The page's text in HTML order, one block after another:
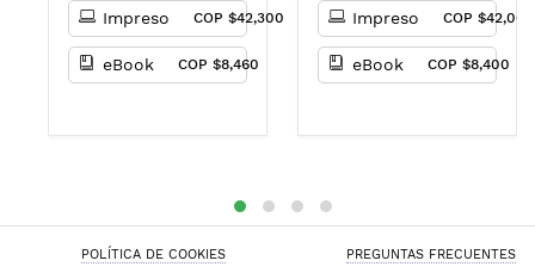
Impreso COP $42,300
eBook COP $8,460
Socorro Guzmán
Serna : Gloria Helena
Pava Díaz : Fernando
Augusto Montejo
Impreso COP $42,000
eBook COP $8,400
POLÍTICA DE COOKIES
PREGUNTAS FRECUENTES